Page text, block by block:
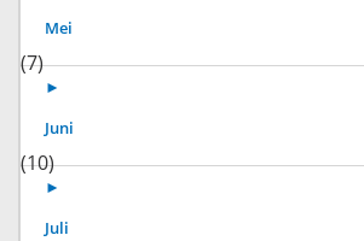
Mei
(7)
►
Juni
(10)
►
Juli